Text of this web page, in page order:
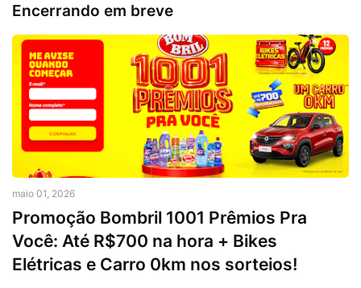
Encerrando em breve
maio 01, 2026
Promoção Bombril 1001 Prêmios Pra
Você: Até R$700 na hora + Bikes
Elétricas e Carro 0km nos sorteios!